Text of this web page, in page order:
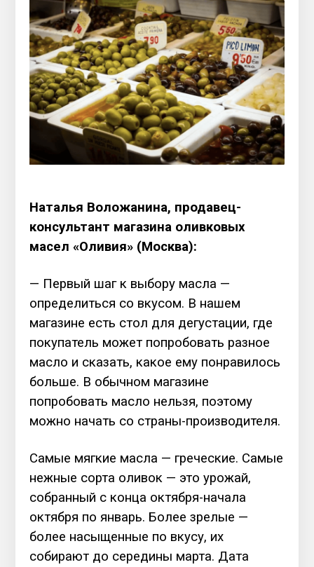
Наталья Воложанина, продавец-
консультант магазина оливковых
масел «Оливия» (Москва):
— Первый шаг к выбору масла —
определиться со вкусом. В нашем
магазине есть стол для дегустации, где
покупатель может попробовать разное
масло и сказать, какое ему понравилось
больше. В обычном магазине
попробовать масло нельзя, поэтому
можно начать со страны-производителя.
Самые мягкие масла — греческие. Самые
нежные сорта оливок — это урожай,
собранный с конца октября-начала
октября по январь. Более зрелые —
более насыщенные по вкусу, их
собирают до середины марта. Дата